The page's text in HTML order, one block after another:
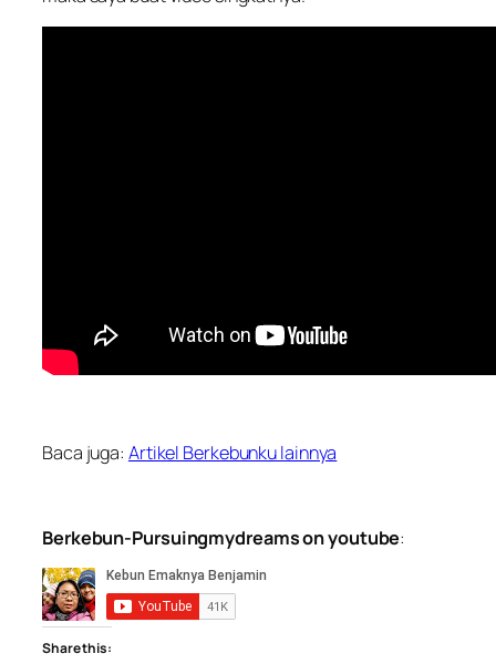
Baca juga: Artikel Berkebunku lainnya
Berkebun-Pursuingmydreams on youtube:
Share this: